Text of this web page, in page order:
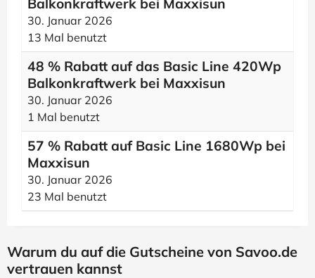
Balkonkraftwerk bei Maxxisun
30. Januar 2026
13 Mal benutzt
48 % Rabatt auf das Basic Line 420Wp
Balkonkraftwerk bei Maxxisun
30. Januar 2026
1 Mal benutzt
57 % Rabatt auf Basic Line 1680Wp bei
Maxxisun
30. Januar 2026
23 Mal benutzt
Warum du auf die Gutscheine von Savoo.de
vertrauen kannst